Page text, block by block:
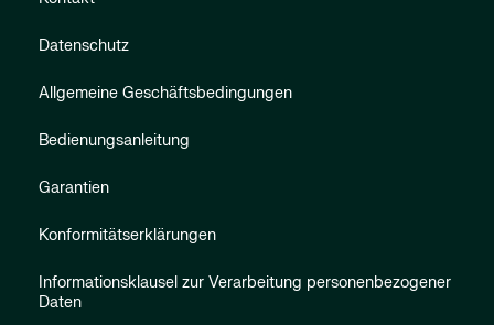
Datenschutz
Allgemeine Geschäftsbedingungen
Bedienungsanleitung
Garantien
Konformitätserklärungen
Informationsklausel zur Verarbeitung personenbezogener
Daten